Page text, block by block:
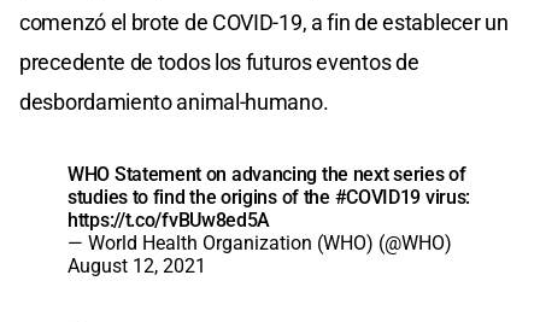
comenzó el brote de COVID-19, a fin de establecer un
precedente de todos los futuros eventos de
desbordamiento animal-humano.
WHO Statement on advancing the next series of
studies to find the origins of the #COVID19 virus:
https://t.co/fvBUw8ed5A
— World Health Organization (WHO) (@WHO)
August 12, 2021